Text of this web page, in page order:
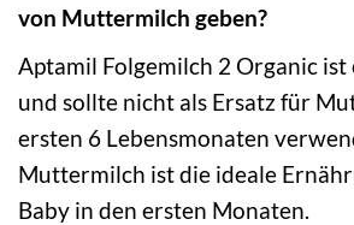
von Muttermilch geben?
Aptamil Folgemilch 2 Organic ist
und sollte nicht als Ersatz für
ersten 6 Lebensmonaten
Muttermilch ist die ideale
Baby in den ersten Monaten.